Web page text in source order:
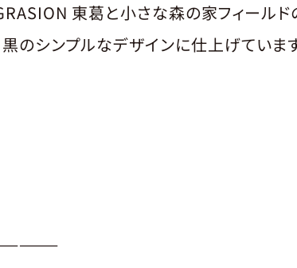
東葛と小さな森の家フィール
のシンプルなデザインに仕上げていま